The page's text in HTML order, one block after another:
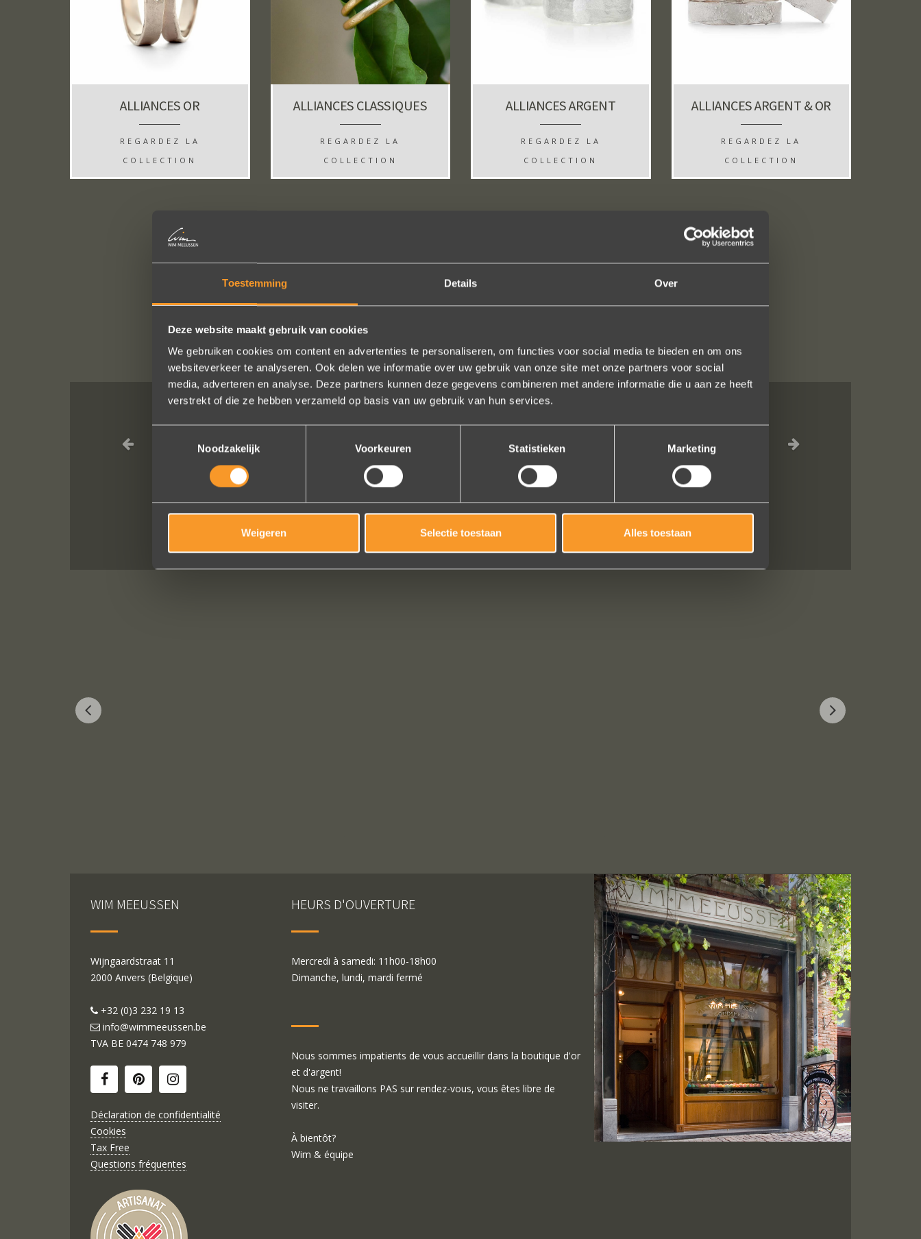
Toestemming Details Over
Deze website maakt gebruik van cookies
We gebruiken cookies om content en advertenties te personaliseren, om functies voor social media te bieden en om ons
websiteverkeer te analyseren. Ook delen we informatie over uw gebruik van onze site met onze partners voor social
media, adverteren en analyse. Deze partners kunnen deze gegevens combineren met andere informatie die u aan ze heeft
verstrekt of die ze hebben verzameld op basis van uw gebruik van hun services.
Noodzakelijk
Voorkeuren Statistieken Marketing
Weigeren Selectie toestaan Alles toestaan
ALLIANCES OR
REGARDEZ LA
COLLECTION
ALLIANCES CLASSIQUES
REGARDEZ LA
COLLECTION
ALLIANCES ARGENT
REGARDEZ LA
COLLECTION
ALLIANCES ARGENT & OR
REGARDEZ LA
COLLECTION
SUIVEZ-NOUS SUR LES MÉDIAS SOCIAUX
Een droom die uitkomt, de ringen zijn prachtig afgewerkt, perfecte kwaliteit. We zijn liefdevol
geholpen en ze waren op tijd klaar. Kan niet anders zeggen dan AANRADER op elk vlak!
Bekijk al onze reviews
WIM MEEUSSEN
Wijngaardstraat 11
2000 Anvers (Belgique)
+32 (0)3 232 19 13
info@wimmeeussen.be
TVA BE 0474 748 979
Déclaration de confidentialité
Cookies
Tax Free
Questions fréquentes
HEURS D'OUVERTURE
Mercredi à samedi: 11h00-18h00
Dimanche, lundi, mardi fermé
Nous sommes impatients de vous accueillir dans la boutique d'or
et d'argent!
Nous ne travaillons PAS sur rendez-vous, vous êtes libre de
visiter.
À bientôt?
Wim & équipe